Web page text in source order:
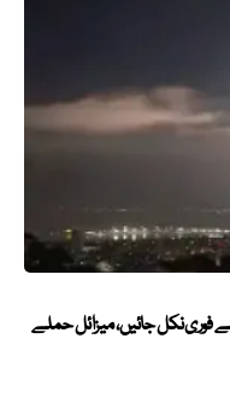
سے فوری نکل جائیں، میزائل حملے